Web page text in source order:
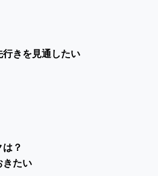
行きを見通したい
？
きたい